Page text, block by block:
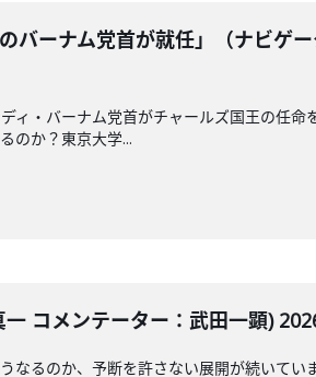
バーナム党首が就任」（ナビゲ
ィ・バーナム党首がチャールズ国王の任
のか？東京大学...
一 コメンテーター：武田一顕)
なるのか、予断を許さない展開が続いて